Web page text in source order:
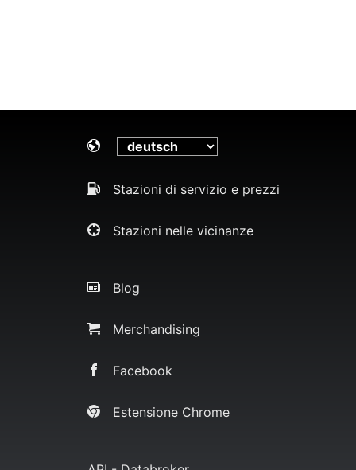
Stazioni di servizio e prezzi
Stazioni nelle vicinanze
Blog
Merchandising
Facebook
Estensione Chrome